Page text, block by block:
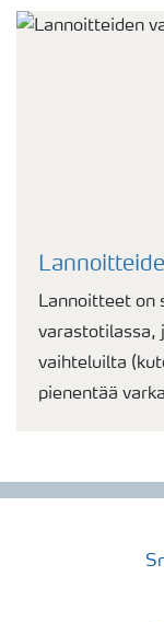
Lannoitteet on
varastotilassa,
vaihteluilta
pienentää